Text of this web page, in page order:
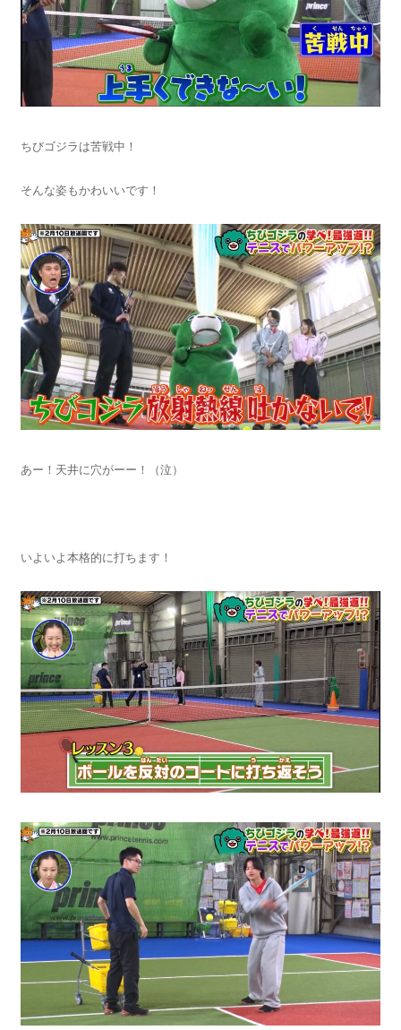
ちびゴジラは苦戦中！
そんな姿もかわいいです！
あー！天井に穴がーー！（泣）
いよいよ本格的に打ちます！